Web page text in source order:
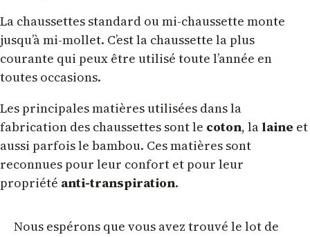
La chaussettes standard ou mi-chaussette monte
jusqu’à mi-mollet. C’est la chaussette la plus
courante qui peux être utilisé toute l’année en
toutes occasions.
Les principales matières utilisées dans la
fabrication des chaussettes sont le coton, lalaine et
aussi parfois le bambou. Ces matières sont
reconnues pour leur confort et pour leur
propriété anti-transpiration.
Nous espérons que vous avez trouvé le lot de